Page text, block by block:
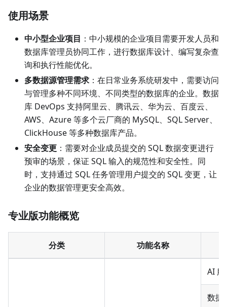
使用场景
中小型企业项目 ：中小规模的企业项目需要开发人员和
数据库管理员协同工作，进行数据库设计、编写复杂查
询和执行性能优化。
多数据源管理需求 ：在日常业务系统研发中，需要访问
与管理多种不同环境、不同类型的数据库的企业。数据
库 DevOps 支持阿里云、腾讯云、华为云、百度云、
AWS、Azure 等多个云厂商的 MySQL、SQL Server、
ClickHouse 等多种数据库产品。
安全变更 ：需要对企业成员提交的 SQL 数据变更进行
预审的场景，保证 SQL 输入的规范性和安全性。同
时，支持通过 SQL 任务管理用户提交的 SQL 变更，让
企业的数据管理更安全高效。
专业版功能概览
分类 功能名称
AI 服
数据